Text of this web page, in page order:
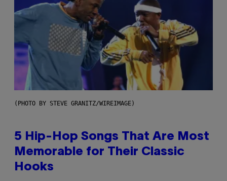
(PHOTO BY STEVE GRANITZ/WIREIMAGE)
5 Hip-Hop Songs That Are Most
Memorable for Their Classic
Hooks